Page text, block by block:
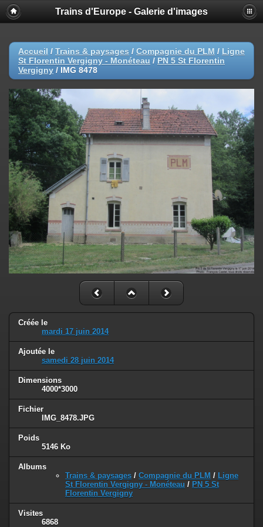
Trains d'Europe - Galerie d'images
Accueil / Trains & paysages / Compagnie du PLM / Ligne
St Florentin Vergigny - Monéteau / PN 5 St Florentin
Vergigny / IMG 8478
Créée le
mardi 17 juin 2014
Ajoutée le
samedi 28 juin 2014
Dimensions
4000*3000
Fichier
IMG_8478.JPG
Poids
5146 Ko
Albums
Trains & paysages / Compagnie du PLM / Ligne
St Florentin Vergigny - Monéteau / PN 5 St
Florentin Vergigny
Visites
6868